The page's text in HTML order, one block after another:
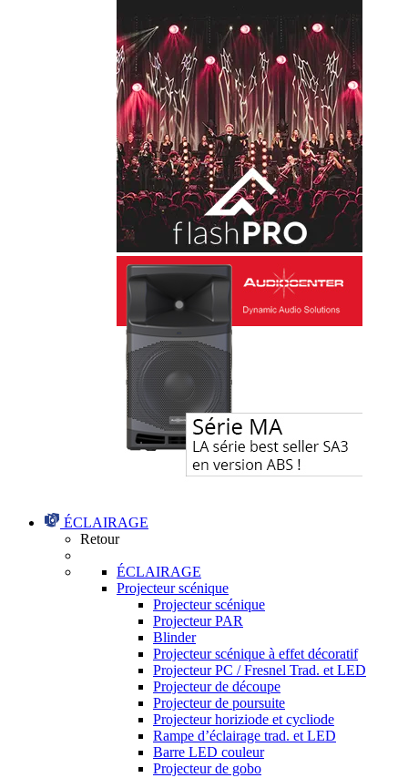
ÉCLAIRAGE
Retour
ÉCLAIRAGE
Projecteur scénique
Projecteur scénique
Projecteur PAR
Blinder
Projecteur scénique à effet décoratif
Projecteur PC / Fresnel Trad. et LED
Projecteur de découpe
Projecteur de poursuite
Projecteur horiziode et cycliode
Rampe d’éclairage trad. et LED
Barre LED couleur
Projecteur de gobo